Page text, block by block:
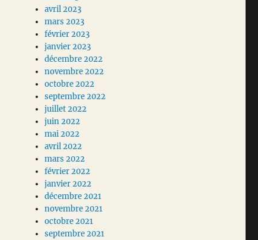
avril 2023
mars 2023
février 2023
janvier 2023
décembre 2022
novembre 2022
octobre 2022
septembre 2022
juillet 2022
juin 2022
mai 2022
avril 2022
mars 2022
février 2022
janvier 2022
décembre 2021
novembre 2021
octobre 2021
septembre 2021